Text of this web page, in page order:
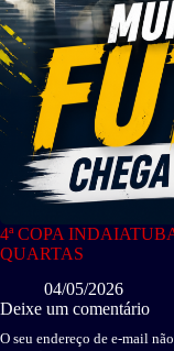
4ª COPA
QUARTAS
04/05/2026
Deixe um comentário
O seu endereço de e-mail